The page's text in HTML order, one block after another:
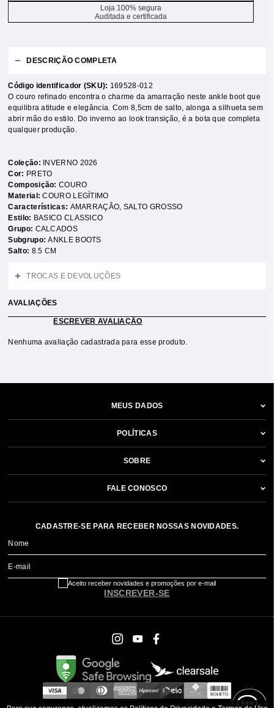
Loja 100% segura
Auditada e certificada
DESCRIÇÃO COMPLETA
Código identificador (SKU): 169528-012
O couro refinado encontra o charme da amarração neste ankle boot que
equilibra atitude e elegância. Com 8,5cm de salto, alonga a silhueta sem
abrir mão do estilo. Do inverno ao look transição, é a bota que completa
qualquer produção.
Coleção:
INVERNO 2026
Cor: PRETO
Composição:COURO
Material:COURO LEGÍTIMO
Características: AMARRAÇÃO, SALTO GROSSO
Estilo: BASICO CLASSICO
Grupo: CALCADOS
Subgrupo:ANKLE BOOTS
Salto: 8.5 CM
TROCAS E DEVOLUÇÕES
AVALIAÇÕES
ESCREVER AVALIAÇÃO
Nenhuma avaliação cadastrada para esse produto.
MEUS DADOS
POLÍTICAS
SOBRE
FALE CONOSCO
CADASTRE-SE PARA RECEBER NOSSAS NOVIDADES.
Nome
E-mail
INSCREVER-SE
Aceito receber novidades e promoções por e-mail